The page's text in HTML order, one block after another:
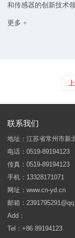
和传感器的创新技术
（IPM）的性能和实际
更多 +
联系我们
地址：江苏省常州市新
电话：0519-89194123
传真：0519-89194123
手机：13328171071
网址：www.cn-yd.cn
邮箱：
Add：
Tel：+86 89194123